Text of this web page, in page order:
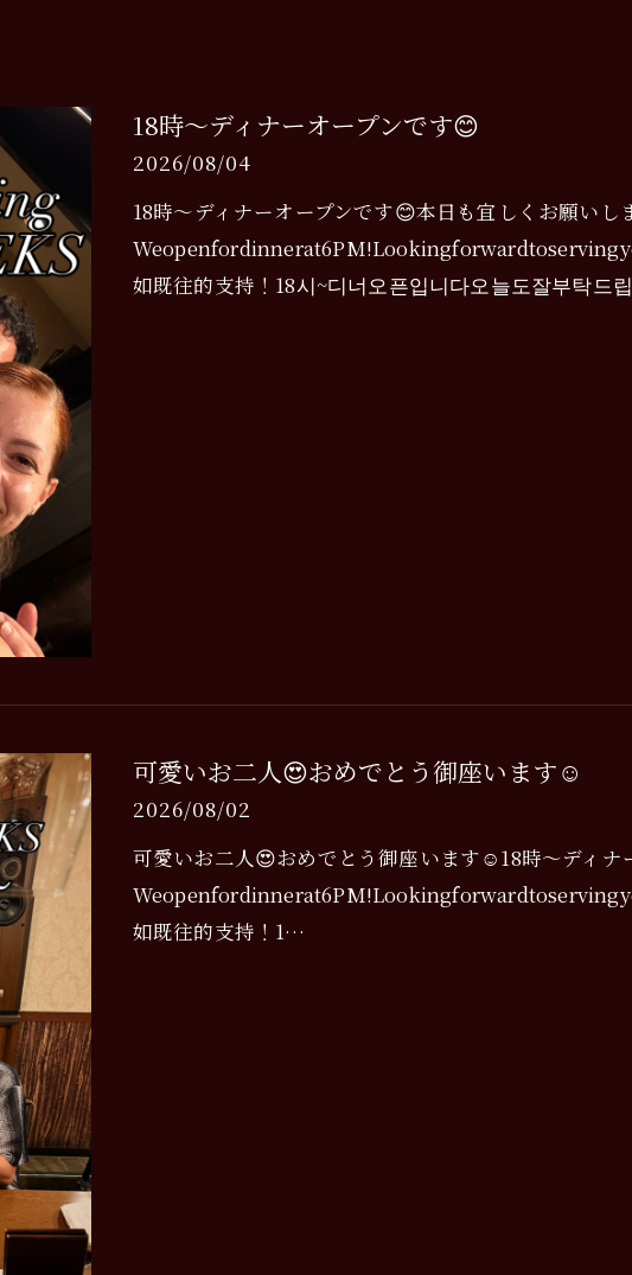
18時〜ディナーオープンです😊
2026/08/04
18時〜ディナーオープンです😊本日も宜しくお願いし
如既往的支持！18시~디너오픈입니다오늘도잘부탁드
可愛いお二人😍おめでとう御座います☺️
2026/08/02
可愛いお二人😍おめでとう御座います☺️18時〜ディ
如既往的支持！1…